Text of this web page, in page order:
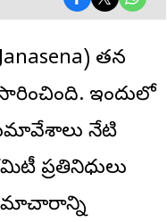
తన
ఇందులో
నేటి
ప్రతినిధులు
సమాచారాన్ని